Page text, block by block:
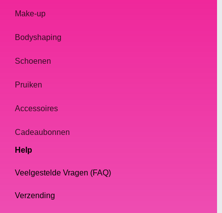
Make-up
Bodyshaping
Schoenen
Pruiken
Accessoires
Cadeaubonnen
Help
Veelgestelde Vragen (FAQ)
Verzending